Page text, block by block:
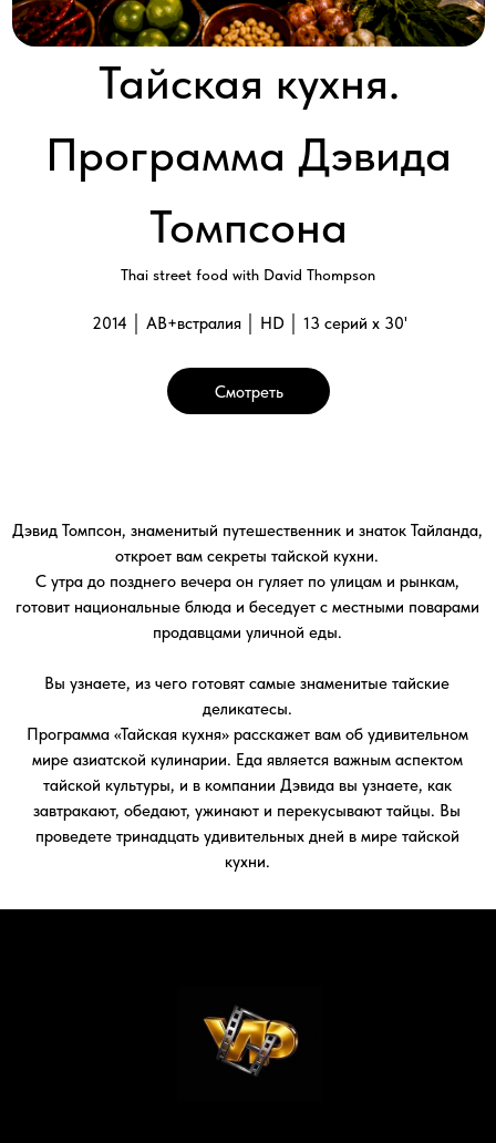
Смотреть
Дэвид Томпсон, знаменитый путешественник и знаток Тайланда,
откроет вам секреты тайской кухни.
С утра до позднего вечера он гуляет по улицам и рынкам,
продавцами уличной еды.
Вы узнаете, из чего готовят самые знаменитые тайские
Программа «Тайская кухня» расскажет вам об удивительном
тайской культуры, и в компании Дэвида вы узнаете, как
завтракают, обедают, ужинают и перекусывают тайцы. Вы
кухни.